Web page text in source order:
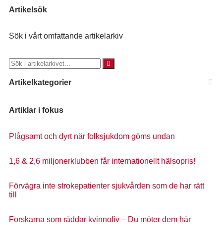
Artikelsök
Sök i vårt omfattande artikelarkiv
Artikelkategorier
Artiklar i fokus
Plågsamt och dyrt när folksjukdom göms undan
1,6 & 2,6 miljonerklubben får internationellt hälsopris!
Förvägra inte strokepatienter sjukvården som de har rätt
till
Forskarna som räddar kvinnoliv – Du möter dem här